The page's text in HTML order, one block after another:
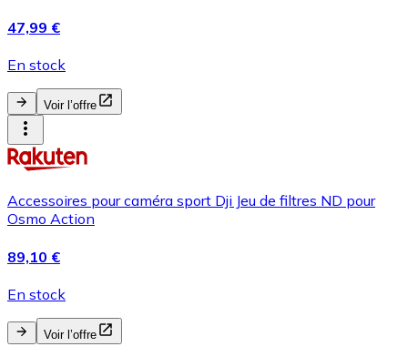
47,99 €
En stock
Voir l’offre
Accessoires pour caméra sport Dji Jeu de filtres ND pour
Osmo Action
89,10 €
En stock
Voir l’offre